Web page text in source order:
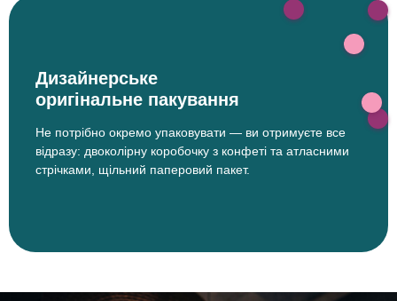
Дизайнерське
оригінальне пакування
Не потрібно окремо упаковувати — ви отримуєте все
відразу: двоколірну коробочку з конфеті та атласними
стрічками, щільний паперовий пакет.